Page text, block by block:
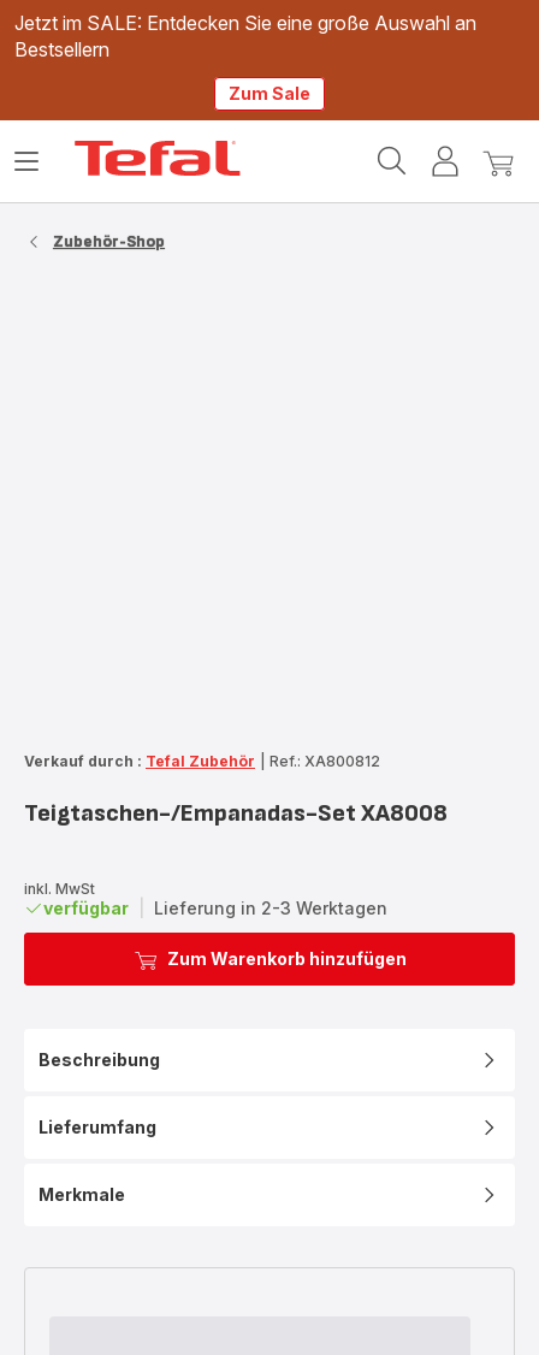
Jetzt im SALE: Entdecken Sie eine große Auswahl an
Bestsellern
Zum Sale
Mein
Mein
Das
Zubehör-Shop
Verkauf durch : Tefal Zubehör Ref.: XA800812
Teigtaschen-/Empanadas-Set XA8008
inkl. MwSt
verfügbar Lieferung in 2-3 Werktagen
Zum Warenkorb hinzufügen
Beschreibung
Lieferumfang
Merkmale